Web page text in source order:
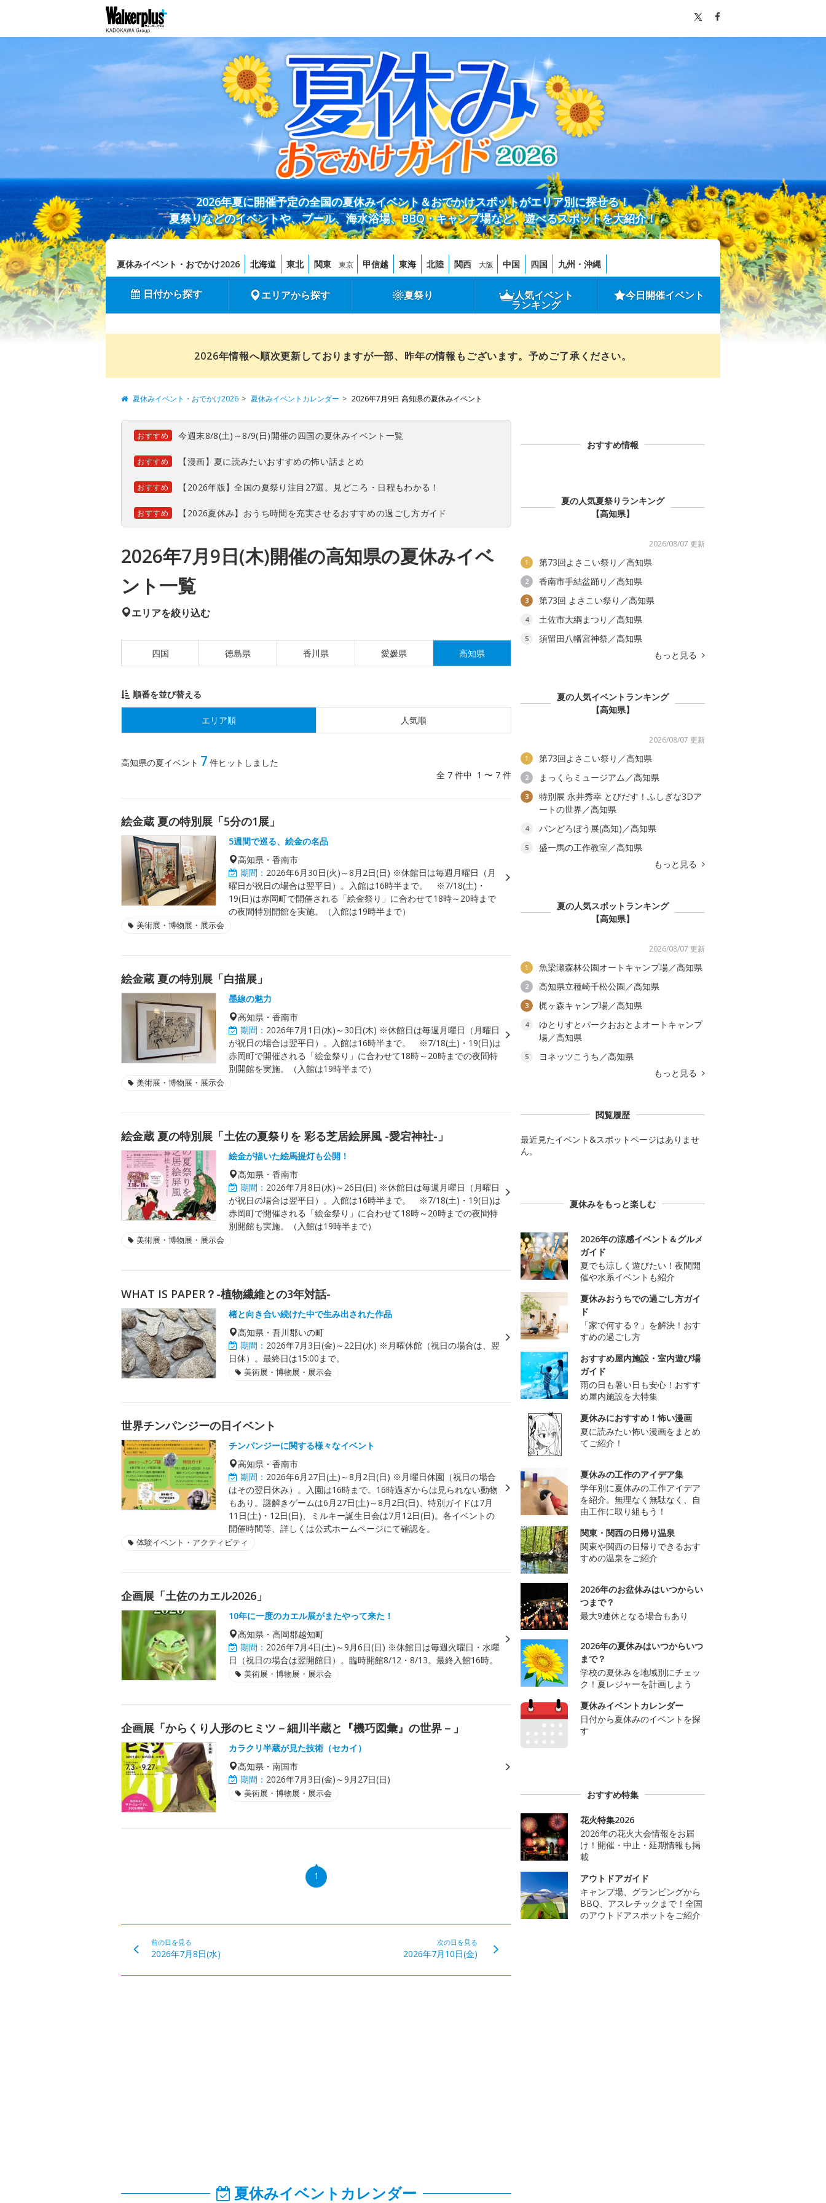
2026年夏に開催予定の全国の夏休みイベント＆おでかけスポットがエリア別に探せる！
夏祭りなどのイベントや、プール、海水浴場、BBQ・キャンプ場など、遊べるスポットを大紹介！
夏休みイベント・おでかけ2026 北海道 東北 関東 東京 甲信越 東海 北陸 関西 大阪 中国 四国 九州・沖縄
日付から探す エリアから探す 夏祭り 人気イベント
ランキング
今日開催イベント
2026年情報へ順次更新しておりますが一部、昨年の情報もございます。予めご了承ください。
夏休みイベント・おでかけ2026 夏休みイベントカレンダー 2026年7月9日 高知県の夏休みイベント
おすすめ 今週末8/8(土)～8/9(日)開催の四国の夏休みイベント一覧
おすすめ 【漫画】夏に読みたいおすすめの怖い話まとめ
おすすめ 【2026年版】全国の夏祭り注目27選。見どころ・日程もわかる！
おすすめ 【2026夏休み】おうち時間を充実させるおすすめの過ごし方ガイド
2026年7月9日(木)開催の高知県の夏休みイベ
ント一覧
エリアを絞り込む
四国 徳島県 香川県 愛媛県 高知県
順番を並び替える
エリア順 人気順
高知県の夏イベント 7 件ヒットしました
全 7 件中 1 〜 7 件
絵金蔵 夏の特別展「5分の1展」
5週間で巡る、絵金の名品
高知県・香南市
期間： 2026年6月30日(火)～8月2日(日) ※休館日は毎週月曜日（月
曜日が祝日の場合は翌平日）。入館は16時半まで。 ※7/18(土)・
19(日)は赤岡町で開催される「絵金祭り」に合わせて18時～20時まで
の夜間特別開館を実施。（入館は19時半まで）
美術展・博物展・展示会
絵金蔵 夏の特別展「白描展」
墨線の魅力
高知県・香南市
期間： 2026年7月1日(水)～30日(木) ※休館日は毎週月曜日（月曜日
が祝日の場合は翌平日）。入館は16時半まで。 ※7/18(土)・19(日)は
赤岡町で開催される「絵金祭り」に合わせて18時～20時までの夜間特
別開館を実施。（入館は19時半まで）
美術展・博物展・展示会
絵金蔵 夏の特別展「土佐の夏祭りを 彩る芝居絵屏風 -愛宕神社-」
絵金が描いた絵馬提灯も公開！
高知県・香南市
期間： 2026年7月8日(水)～26日(日) ※休館日は毎週月曜日（月曜日
が祝日の場合は翌平日）。入館は16時半まで。 ※7/18(土)・19(日)は
赤岡町で開催される「絵金祭り」に合わせて18時～20時までの夜間特
別開館も実施。（入館は19時半まで）
美術展・博物展・展示会
WHAT IS PAPER？-植物繊維との3年対話-
楮と向き合い続けた中で生み出された作品
高知県・吾川郡いの町
期間： 2026年7月3日(金)～22日(水) ※月曜休館（祝日の場合は、翌
日休）。最終日は15:00まで。
美術展・博物展・展示会
世界チンパンジーの日イベント
チンパンジーに関する様々なイベント
高知県・香南市
期間： 2026年6月27日(土)～8月2日(日) ※月曜日休園（祝日の場合
はその翌日休み）。入園は16時まで。16時過ぎからは見られない動物
もあり。謎解きゲームは6月27日(土)～8月2日(日)、特別ガイドは7月
11日(土)・12日(日)、ミルキー誕生日会は7月12日(日)。各イベントの
開催時間等、詳しくは公式ホームページにて確認を。
体験イベント・アクティビティ
企画展「土佐のカエル2026」
10年に一度のカエル展がまたやって来た！
高知県・高岡郡越知町
期間： 2026年7月4日(土)～9月6日(日) ※休館日は毎週火曜日・水曜
日（祝日の場合は翌開館日）。臨時開館8/12・8/13。最終入館16時。
美術展・博物展・展示会
企画展「からくり人形のヒミツ－細川半蔵と『機巧図彙』の世界－」
カラクリ半蔵が見た技術（セカイ）
高知県・南国市
期間： 2026年7月3日(金)～9月27日(日)
美術展・博物展・展示会
1
前の日を見る
2026年7月8日(水)
次の日を見る
2026年7月10日(金)
夏休みイベントカレンダー
おすすめ情報
夏の人気夏祭りランキング
【高知県】
2026/08/07 更新
1 第73回よさこい祭り／高知県
2 香南市手結盆踊り／高知県
3 第73回 よさこい祭り／高知県
4 土佐市大綱まつり／高知県
5
須留田八幡宮神祭／高知県
もっと見る
夏の人気イベントランキング
【高知県】
2026/08/07 更新
1 第73回よさこい祭り／高知県
2 まっくらミュージアム／高知県
3
特別展 永井秀幸 とびだす！ふしぎな3Dア
ートの世界／高知県
4 パンどろぼう展(高知)／高知県
5
盛一馬の工作教室／高知県
もっと見る
夏の人気スポットランキング
【高知県】
2026/08/07 更新
1 魚梁瀬森林公園オートキャンプ場／高知県
2 高知県立種崎千松公園／高知県
3 梶ヶ森キャンプ場／高知県
4
ゆとりすとパークおおとよオートキャンプ
場／高知県
5
ヨネッツこうち／高知県
もっと見る
閲覧履歴
最近見たイベント&スポットページはありませ
ん。
夏休みをもっと楽しむ
2026年の涼感イベント＆グルメ
ガイド
夏でも涼しく遊びたい！夜間開
催や水系イベントも紹介
夏休みおうちでの過ごし方ガイ
ド
「家で何する？」を解決！おす
すめの過ごし方
おすすめ屋内施設・室内遊び場
ガイド
雨の日も暑い日も安心！おすす
め屋内施設を大特集
夏休みにおすすめ！怖い漫画
夏に読みたい怖い漫画をまとめ
てご紹介！
夏休みの工作のアイデア集
学年別に夏休みの工作アイデア
を紹介。無理なく無駄なく、自
由工作に取り組もう！
関東・関西の日帰り温泉
関東や関西の日帰りできるおす
すめの温泉をご紹介
2026年のお盆休みはいつからい
つまで？
最大9連休となる場合もあり
2026年の夏休みはいつからいつ
まで？
学校の夏休みを地域別にチェッ
ク！夏レジャーを計画しよう
夏休みイベントカレンダー
日付から夏休みのイベントを探
す
おすすめ特集
花火特集2026
2026年の花火大会情報をお届
け！開催・中止・延期情報も掲
載
アウトドアガイド
キャンプ場、グランピングから
BBQ、アスレチックまで！全国
のアウトドアスポットをご紹介